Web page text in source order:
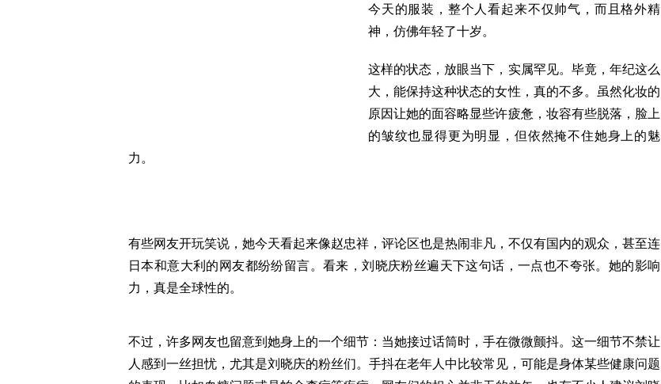
今天的服装，整个人看起来不仅帅气，而且格外精
神，仿佛年轻了十岁。
这样的状态，放眼当下，实属罕见。毕竟，年纪这么
大，能保持这种状态的女性，真的不多。虽然化妆的
原因让她的面容略显些许疲惫，妆容有些脱落，脸上
的皱纹也显得更为明显，但依然掩不住她身上的魅
力。
有些网友开玩笑说，她今天看起来像赵忠祥，评论区也是热闹非凡，不仅有国内的观众，甚至连
日本和意大利的网友都纷纷留言。看来，刘晓庆粉丝遍天下这句话，一点也不夸张。她的影响
力，真是全球性的。
不过，许多网友也留意到她身上的一个细节：当她接过话筒时，手在微微颤抖。这一细节不禁让
人感到一丝担忧，尤其是刘晓庆的粉丝们。手抖在老年人中比较常见，可能是身体某些健康问题